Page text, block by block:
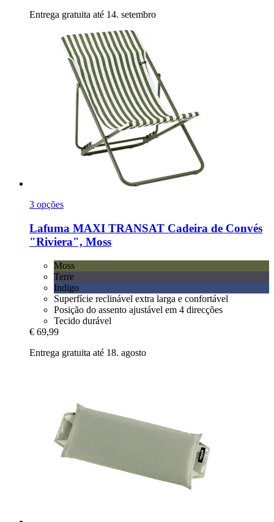
Entrega gratuita até 14. setembro
3 opções
Lafuma MAXI TRANSAT Cadeira de Convés
"Riviera", Moss
Moss
Terre
Indigo
Superfície reclinável extra larga e confortável
Posição do assento ajustável em 4 direcções
Tecido durável
€ 69,99
Entrega gratuita até 18. agosto